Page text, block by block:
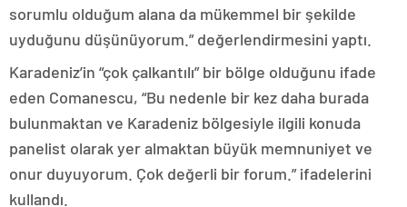
sorumlu olduğum alana da mükemmel bir şekilde
uyduğunu düşünüyorum.” değerlendirmesini yaptı.
Karadeniz’in “çok çalkantılı” bir bölge olduğunu ifade
eden Comanescu, “Bu nedenle bir kez daha burada
bulunmaktan ve Karadeniz bölgesiyle ilgili konuda
panelist olarak yer almaktan büyük memnuniyet ve
onur duyuyorum. Çok değerli bir forum.” ifadelerini
kullandı.